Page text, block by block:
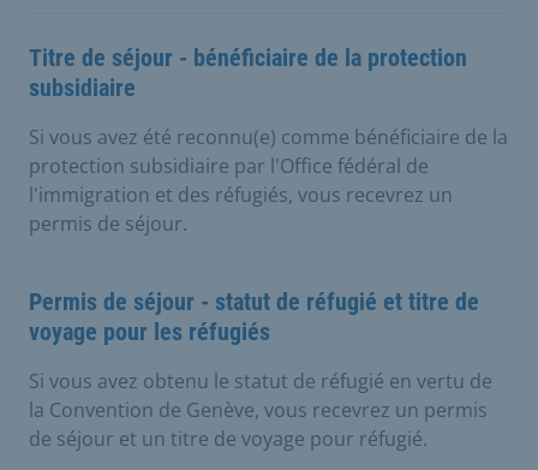
Titre de séjour - bénéficiaire de la protection
subsidiaire
Si vous avez été reconnu(e) comme bénéficiaire de la
protection subsidiaire par l'Office fédéral de
l'immigration et des réfugiés, vous recevrez un
permis de séjour.
Permis de séjour - statut de réfugié et titre de
voyage pour les réfugiés
Si vous avez obtenu le statut de réfugié en vertu de
la Convention de Genève, vous recevrez un permis
de séjour et un titre de voyage pour réfugié.